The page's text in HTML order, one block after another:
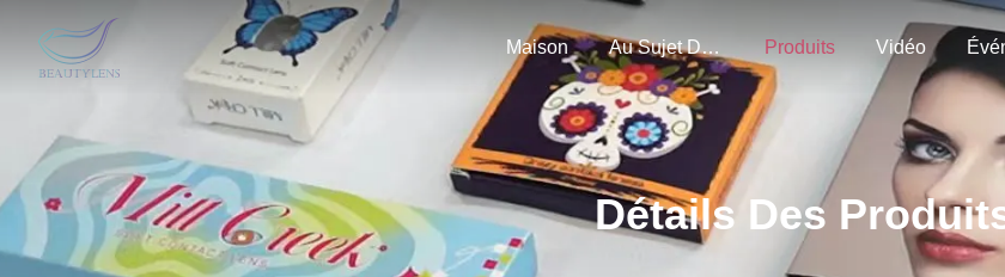
Maison Au Sujet De Nous Produits Vidéo
Détails Des